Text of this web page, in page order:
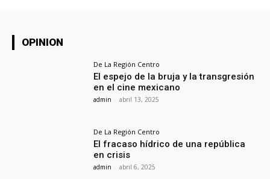
OPINION
De La Región Centro
El espejo de la bruja y la transgresión
en el cine mexicano
admin - abril 13, 2025
De La Región Centro
El fracaso hídrico de una república
en crisis
admin - abril 6, 2025